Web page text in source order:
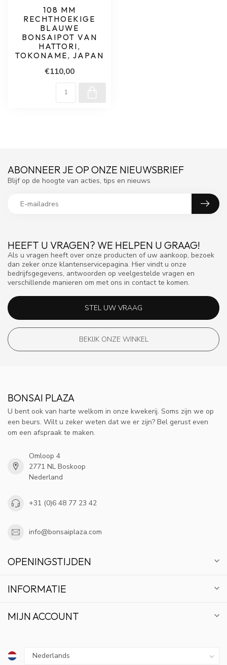
108 MM
RECHTHOEKIGE
BLAUWE
BONSAIPOT VAN
HATTORI,
TOKONAME, JAPAN
€110,00
HEEFT U VRAGEN? WE HELPEN U GRAAG!
Als u vragen heeft over onze producten of uw aankoop, bezoek
dan zeker onze klantenservicepagina. Hier vindt u onze
bedrijfsgegevens, antwoorden op veelgestelde vragen en
verschillende manieren om met ons in contact te komen.
STEL UW VRAAG
BEKIJK ONZE WINKEL
ABONNEER JE OP ONZE NIEUWSBRIEF
Blijf op de hoogte van acties, tips en nieuws
BONSAI PLAZA
U bent ook van harte welkom in onze kwekerij. Soms zijn we op
een beurs. Wilt u zeker weten dat we er zijn? Bel gerust even
om een afspraak te maken.
Omloop 4
2771 NL Boskoop
Nederland
+31 (0)6 48 77 23 42
info@bonsaiplaza.com
OPENINGSTIJDEN
INFORMATIE
MIJN ACCOUNT